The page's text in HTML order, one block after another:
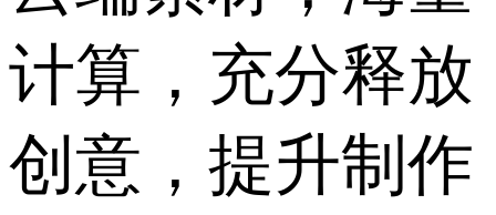
计算，充分释放
创意，提升制作